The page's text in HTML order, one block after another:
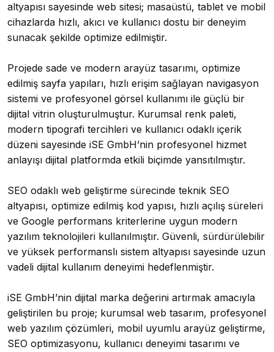
altyapısı sayesinde web sitesi; masaüstü, tablet ve mobil
cihazlarda hızlı, akıcı ve kullanıcı dostu bir deneyim
sunacak şekilde optimize edilmiştir.
Projede sade ve modern arayüz tasarımı, optimize
edilmiş sayfa yapıları, hızlı erişim sağlayan navigasyon
sistemi ve profesyonel görsel kullanımı ile güçlü bir
dijital vitrin oluşturulmuştur. Kurumsal renk paleti,
modern tipografi tercihleri ve kullanıcı odaklı içerik
düzeni sayesinde iSE GmbH’nin profesyonel hizmet
anlayışı dijital platformda etkili biçimde yansıtılmıştır.
SEO odaklı web geliştirme sürecinde teknik SEO
altyapısı, optimize edilmiş kod yapısı, hızlı açılış süreleri
ve Google performans kriterlerine uygun modern
yazılım teknolojileri kullanılmıştır. Güvenli, sürdürülebilir
ve yüksek performanslı sistem altyapısı sayesinde uzun
vadeli dijital kullanım deneyimi hedeflenmiştir.
iSE GmbH’nin dijital marka değerini artırmak amacıyla
geliştirilen bu proje; kurumsal web tasarım, profesyonel
web yazılım çözümleri, mobil uyumlu arayüz geliştirme,
SEO optimizasyonu, kullanıcı deneyimi tasarımı ve